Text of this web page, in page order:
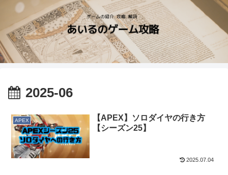
2025-06
APEX
【APEX】ソロダイヤの行き方
【シーズン25】
2025.07.04